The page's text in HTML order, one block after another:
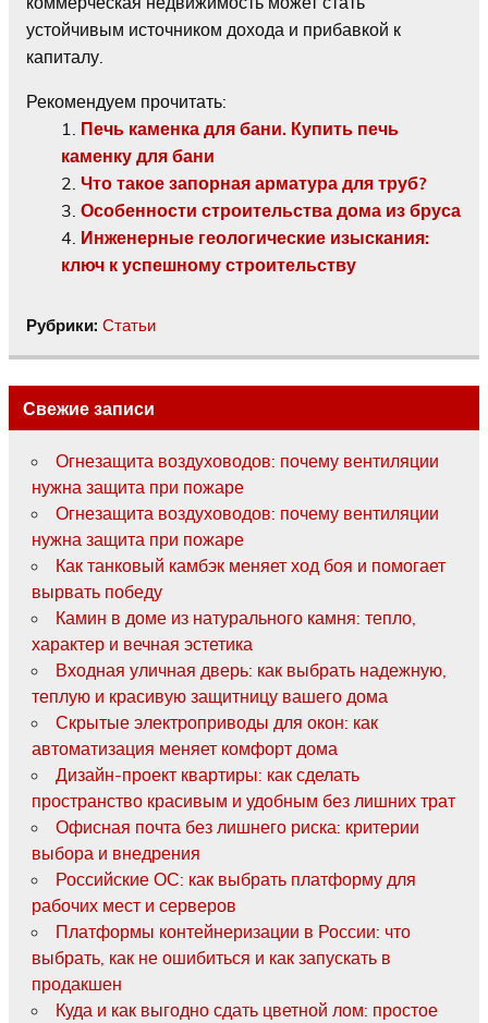
устойчивым источником дохода и прибавкой к
капиталу.
Рекомендуем прочитать:
Печь каменка для бани. Купить печь
каменку для бани
Что такое запорная арматура для труб?
Особенности строительства дома из бруса
Инженерные геологические изыскания:
ключ к успешному строительству
Рубрики: Статьи
Свежие записи
Огнезащита воздуховодов: почему вентиляции
нужна защита при пожаре
Огнезащита воздуховодов: почему вентиляции
нужна защита при пожаре
Как танковый камбэк меняет ход боя и помогает
вырвать победу
Камин в доме из натурального камня: тепло,
характер и вечная эстетика
Входная уличная дверь: как выбрать надежную,
теплую и красивую защитницу вашего дома
Скрытые электроприводы для окон: как
автоматизация меняет комфорт дома
Дизайн-проект квартиры: как сделать
пространство красивым и удобным без лишних трат
Офисная почта без лишнего риска: критерии
выбора и внедрения
Российские ОС: как выбрать платформу для
рабочих мест и серверов
Платформы контейнеризации в России: что
выбрать, как не ошибиться и как запускать в
продакшен
Куда и как выгодно сдать цветной лом: простое